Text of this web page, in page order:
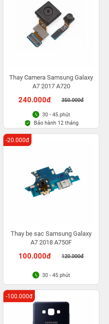
Thay Camera Samsung Galaxy
A7 2017 A720
240.000đ 350.000đ
30 - 45 phút
Bảo hành 12 tháng
Thay bẹ sạc Samsung Galaxy
A7 2018 A750F
100.000đ 120.000đ
-20.000đ
30 - 45 phút
-100.000đ